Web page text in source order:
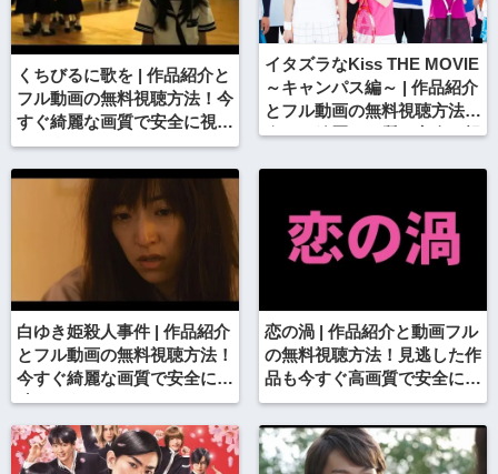
くちびるに歌を | 作品紹介と
フル動画の無料視聴方法！今
すぐ綺麗な画質で安全に視聴
しよう！
イタズラなKiss THE MOVIE
～キャンパス編～ | 作品紹介
とフル動画の無料視聴方法！
今すぐ綺麗な画質で安全に視
白ゆき姫殺人事件 | 作品紹介
とフル動画の無料視聴方法！
今すぐ綺麗な画質で安全に視
聴しよう！
恋の渦 | 作品紹介と動画フル
の無料視聴方法！見逃した作
品も今すぐ高画質で安全に観
れる！